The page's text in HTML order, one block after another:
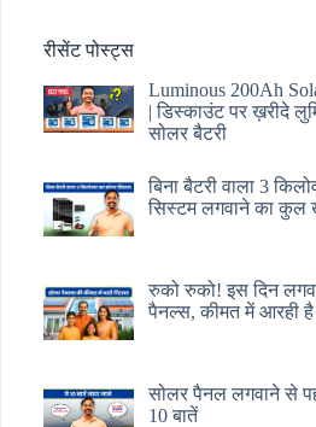
रीसेंट पोस्ट्स
Luminous 200Ah
| डिस्काउंट पर ख़रीदे
सोलर बैटरी
बिना बैटरी वाला 3
सिस्टम लगवाने का कुल
रुको रुको! इस दिन
पैनल्स, कीमत में आरही है
सोलर पैनल लगवाने से
10 बातें